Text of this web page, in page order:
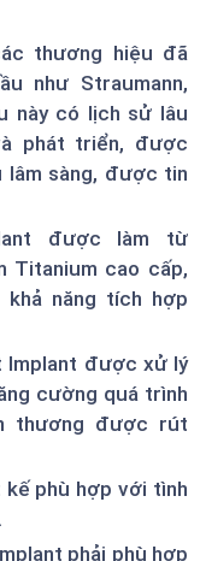
thương hiệu đã
như Straumann,
này có lịch sử lâu
phát triển, được
lâm sàng, được tin
được làm từ
Titanium cao cấp,
năng tích hợp
Implant được xử lý
cường quá trình
thương được rút
phù hợp với tình
phải phù hợp